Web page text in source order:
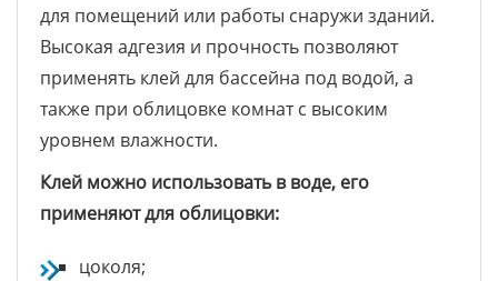
для помещений или работы снаружи зданий.
Высокая адгезия и прочность позволяют
применять клей для бассейна под водой, а
также при облицовке комнат с высоким
уровнем влажности.
Клей можно использовать в воде, его
применяют для облицовки:
цоколя;